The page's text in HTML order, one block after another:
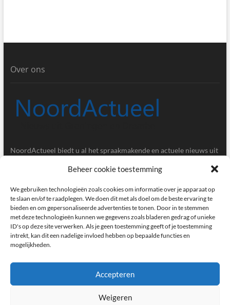
Beheer cookie toestemming
We gebruiken technologieën zoals cookies om informatie over je apparaat op
te slaan en/of te raadplegen. We doen dit met als doel om de beste ervaring te
bieden en om gepersonaliseerde advertenties te tonen. Door in te stemmen
met deze technologieën kunnen we gegevens zoals bladeren gedrag of unieke
ID's op deze site verwerken. Als je geen toestemming geeft of je toestemming
intrekt, kan dit een nadelige invloed hebben op bepaalde functies en
mogelijkheden.
Accepteren
Weigeren
Over ons
NoordActueel biedt u al het spraakmakende en actuele nieuws uit
Gegevens
Postbus 5020, 9700GA, Groningen
redactie@noordactueel.nl